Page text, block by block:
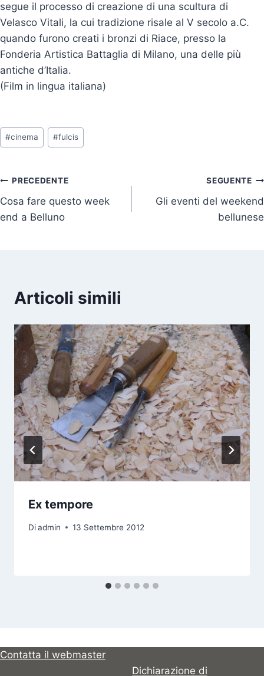
segue il processo di creazione di una scultura di
Velasco Vitali, la cui tradizione risale al V secolo a.C.
quando furono creati i bronzi di Riace, presso la
Fonderia Artistica Battaglia di Milano, una delle più
antiche d’Italia.
(Film in lingua italiana)
Tag
articolo:
#cinema #fulcis
Navigazione
articoli
PRECEDENTE
Cosa fare questo week
end a Belluno
SEGUENTE
Gli eventi del weekend
bellunese
Articoli simili
Ex tempore
Diadmin 13 Settembre 2012
Contatta il webmaster
Dichiarazione di